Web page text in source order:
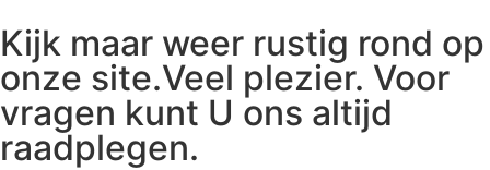
Kijk maar weer rustig rond op
onze site.Veel plezier. Voor
vragen kunt U ons altijd
raadplegen.